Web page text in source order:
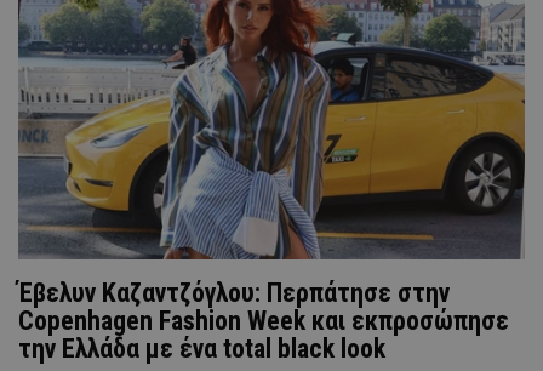
Έβελυν Καζαντζόγλου: Περπάτησε στην
Copenhagen Fashion Week και εκπροσώπησε
την Ελλάδα με ένα total black look